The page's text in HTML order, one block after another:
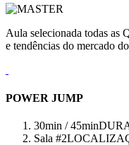
Aula selecionada todas as
e tendências do mercado
POWER JUMP
30min / 45min
Sala #2